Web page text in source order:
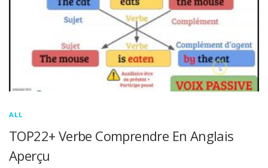
ALL
TOP22+ Verbe Comprendre En Anglais
Aperçu